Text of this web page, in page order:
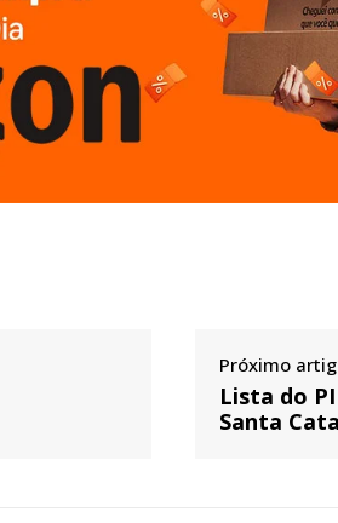
Próximo
Lista do
Santa